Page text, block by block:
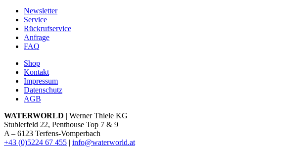
Newsletter
Service
Rückrufservice
Anfrage
FAQ
Shop
Kontakt
Impressum
Datenschutz
AGB
WATERWORLD | Werner Thiele KG
Stublerfeld 22, Penthouse Top 7 & 9
A – 6123 Terfens-Vomperbach
+43 (0)5224 67 455 | info@waterworld.at